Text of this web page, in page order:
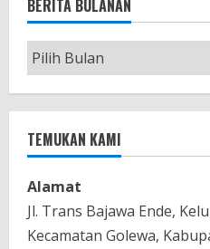
BERITA BULANAN
Berita
Bulanan
TEMUKAN KAMI
Alamat
Jl. Trans Bajawa Ende,
Kecamatan Golewa,